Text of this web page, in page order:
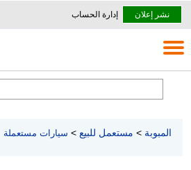
نشر إعلان إدارة الحساب
المبوبة > مستعمل للبيع > سيارات مستعملة